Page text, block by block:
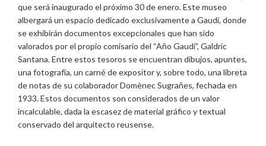
que será inaugurado el próximo 30 de enero. Este museo
albergará un espacio dedicado exclusivamente a Gaudí, donde
se exhibirán documentos excepcionales que han sido
valorados por el propio comisario del “Año Gaudí”, Galdric
Santana. Entre estos tesoros se encuentran dibujos, apuntes,
una fotografía, un carné de expositor y, sobre todo, una libreta
de notas de su colaborador Domènec Sugrañes, fechada en
1933. Estos documentos son considerados de un valor
incalculable, dada la escasez de material gráfico y textual
conservado del arquitecto reusense.